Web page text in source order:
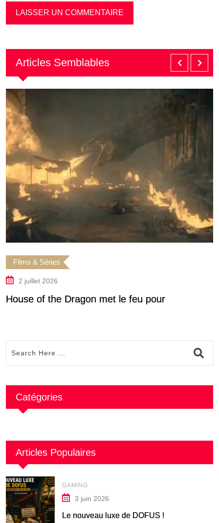
Articles Semblables
Films & Séries
2 juillet 2026
House of the Dragon met le feu pour
Catégories
Articles Populaires
GAMING
3 juin 2026
Le nouveau luxe de DOFUS !